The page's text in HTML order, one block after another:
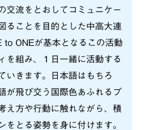
交流をとおしてコミュニケー
ることを目的とした中高大連
to ONEが基本となるこの活動
を組み、１日一緒に活動する
いきます。日本語はもちろ
が飛び交う国際色あふれるプ
え方や行動に触れながら、積
をとる姿勢を身に付けます。